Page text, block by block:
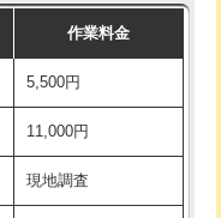
38,500円
38,500円
22,000円
16,500円
22,000円+材料費
作業料金
5,500円
11,000円
現地調査